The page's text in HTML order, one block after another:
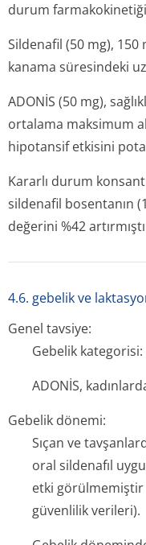
durum
Sildenafil (50 mg),
kanama süresindeki
ADONİS (50 mg),
ortalama maksimum
hipotansif etkisini
Kararlı durum
sildenafil bosentanın
değerini %42
4.6. gebelik ve
Genel tavsiye:
Gebelik kategorisi:
ADONİS,
Gebelik dönemi:
Sıçan ve
oral sildenafıl
etki görülmemiştir
güvenlilik verileri).